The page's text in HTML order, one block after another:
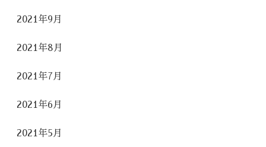
2021年9月
2021年8月
2021年7月
2021年6月
2021年5月